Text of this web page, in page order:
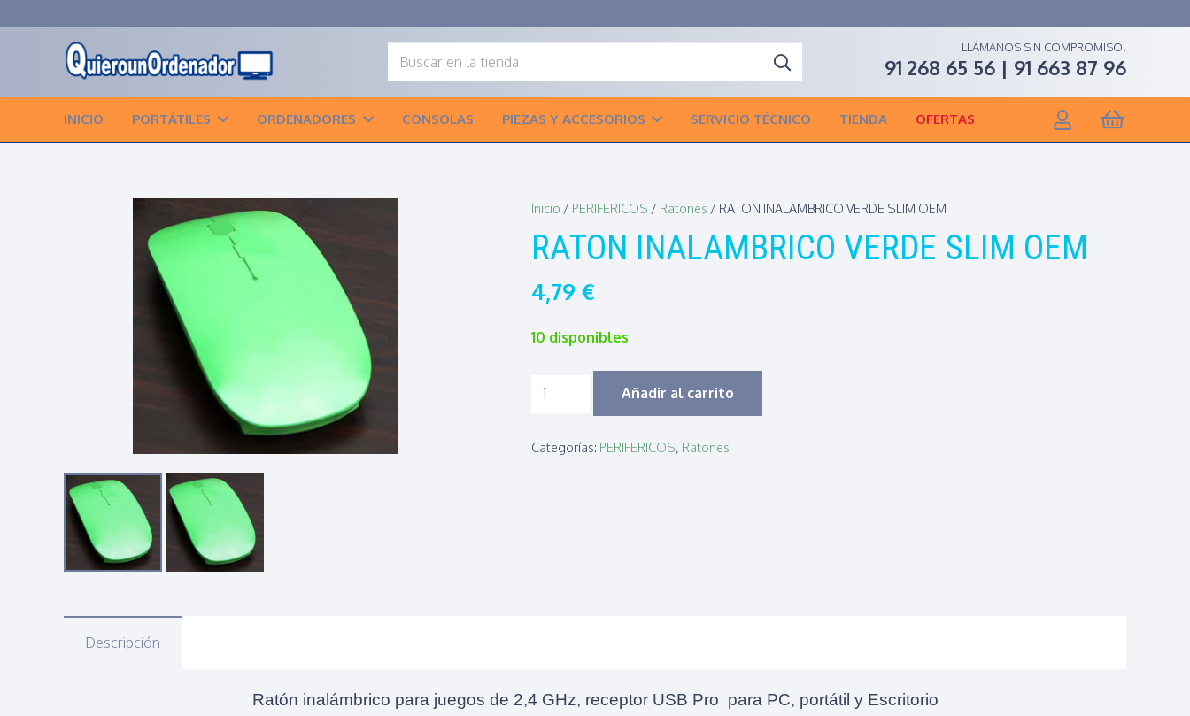
LLÁMANOS SIN COMPROMISO!
91 268 65 56 | 91 663 87 96
INICIO PORTÁTILES ORDENADORES CONSOLAS PIEZAS Y ACCESORIOS SERVICIO TÉCNICO TIENDA OFERTAS
Inicio / PERIFERICOS / Ratones / RATON INALAMBRICO VERDE SLIM OEM
RATON INALAMBRICO VERDE SLIM OEM
4,79 €
10 disponibles
RATON
SLIM
Añadir al carrito
Categorías: PERIFERICOS Ratones
Descripción
Ratón inalámbrico para juegos de 2,4 GHz, receptor USB Pro para PC, portátil y Escritorio